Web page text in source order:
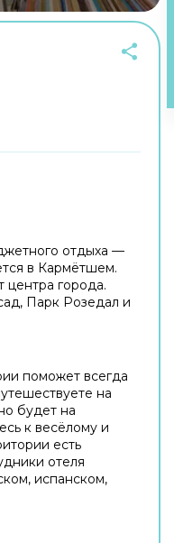
отдыха —
в Кармётшем.
центра города.
Парк Розедал и
поможет всегда
на
будет на
к весёлому и
есть
отеля
испанском,